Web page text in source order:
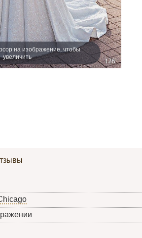
на изображение, чтобы
увеличить